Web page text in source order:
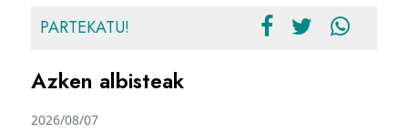
PARTEKATU!
Azken albisteak
2026/08/07